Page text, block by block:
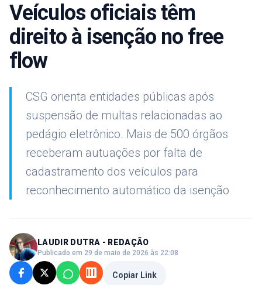
Veículos oficiais têm
direito à isenção no free
flow
CSG orienta entidades públicas após
suspensão de multas relacionadas ao
pedágio eletrônico. Mais de 500 órgãos
receberam autuações por falta de
cadastramento dos veículos para
reconhecimento automático da isenção
LAUDIR DUTRA - REDAÇÃO
Publicado em 29 de maio de 2026 às 22:08
Copiar Link